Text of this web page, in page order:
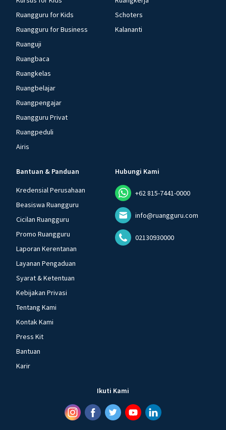
Ruangguru for Kids
Ruangguru for Business
Ruanguji
Ruangbaca
Ruangkelas
Ruangbelajar
Ruangpengajar
Ruangguru Privat
Ruangpeduli
Airis
Schoters
Kalananti
Bantuan & Panduan
Kredensial Perusahaan
Beasiswa Ruangguru
Cicilan Ruangguru
Promo Ruangguru
Laporan Kerentanan
Layanan Pengaduan
Syarat & Ketentuan
Kebijakan Privasi
Tentang Kami
Kontak Kami
Press Kit
Bantuan
Karir
Hubungi Kami
+62 815-7441-0000
info@ruangguru.com
02130930000
Ikuti Kami